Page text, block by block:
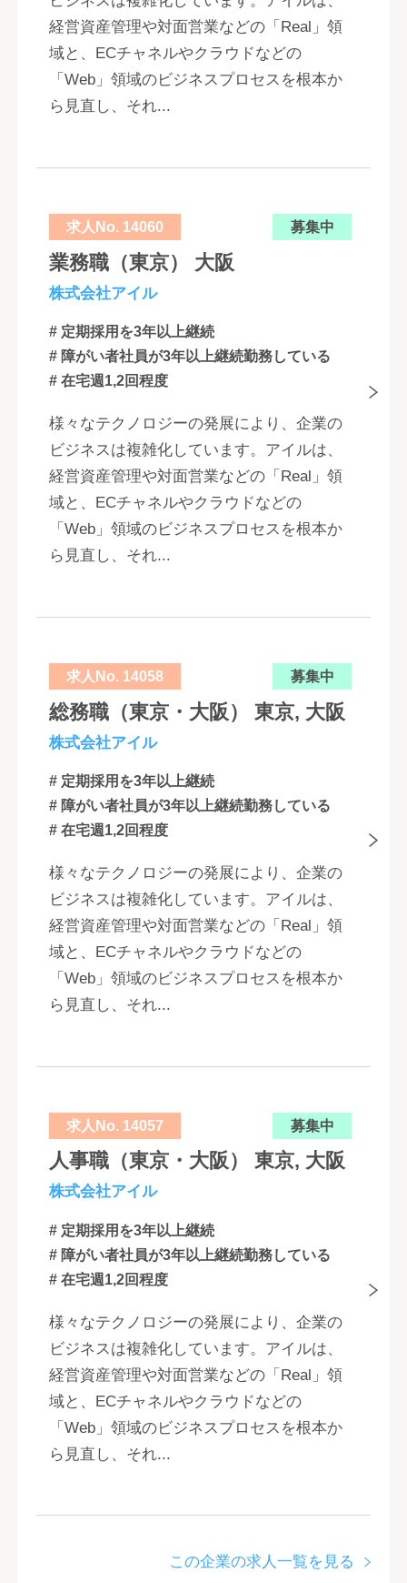
経営資産管理や対面営業などの「Real」領
域と、ECチャネルやクラウドなどの
「Web」領域のビジネスプロセスを根本か
ら見直し、それ...
求人No. 14060 募集中
業務職（東京） 大阪
株式会社アイル
# 定期採用を3年以上継続
# 障がい者社員が3年以上継続勤務している
# 在宅週1,2回程度
様々なテクノロジーの発展により、企業の
ビジネスは複雑化しています。アイルは、
経営資産管理や対面営業などの「Real」領
域と、ECチャネルやクラウドなどの
「Web」領域のビジネスプロセスを根本か
ら見直し、それ...
求人No. 14058 募集中
総務職（東京・大阪） 東京, 大阪
株式会社アイル
# 定期採用を3年以上継続
# 障がい者社員が3年以上継続勤務している
# 在宅週1,2回程度
様々なテクノロジーの発展により、企業の
ビジネスは複雑化しています。アイルは、
経営資産管理や対面営業などの「Real」領
域と、ECチャネルやクラウドなどの
「Web」領域のビジネスプロセスを根本か
ら見直し、それ...
求人No. 14057 募集中
人事職（東京・大阪） 東京, 大阪
株式会社アイル
# 定期採用を3年以上継続
# 障がい者社員が3年以上継続勤務している
# 在宅週1,2回程度
様々なテクノロジーの発展により、企業の
ビジネスは複雑化しています。アイルは、
経営資産管理や対面営業などの「Real」領
域と、ECチャネルやクラウドなどの
「Web」領域のビジネスプロセスを根本か
ら見直し、それ...
この企業の求人一覧を見る